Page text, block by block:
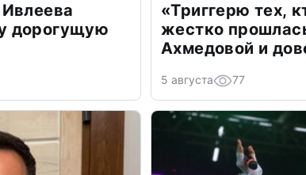
дорогущую
«Триггерю тех,
жестко
Ахмедовой и
5 августа 77